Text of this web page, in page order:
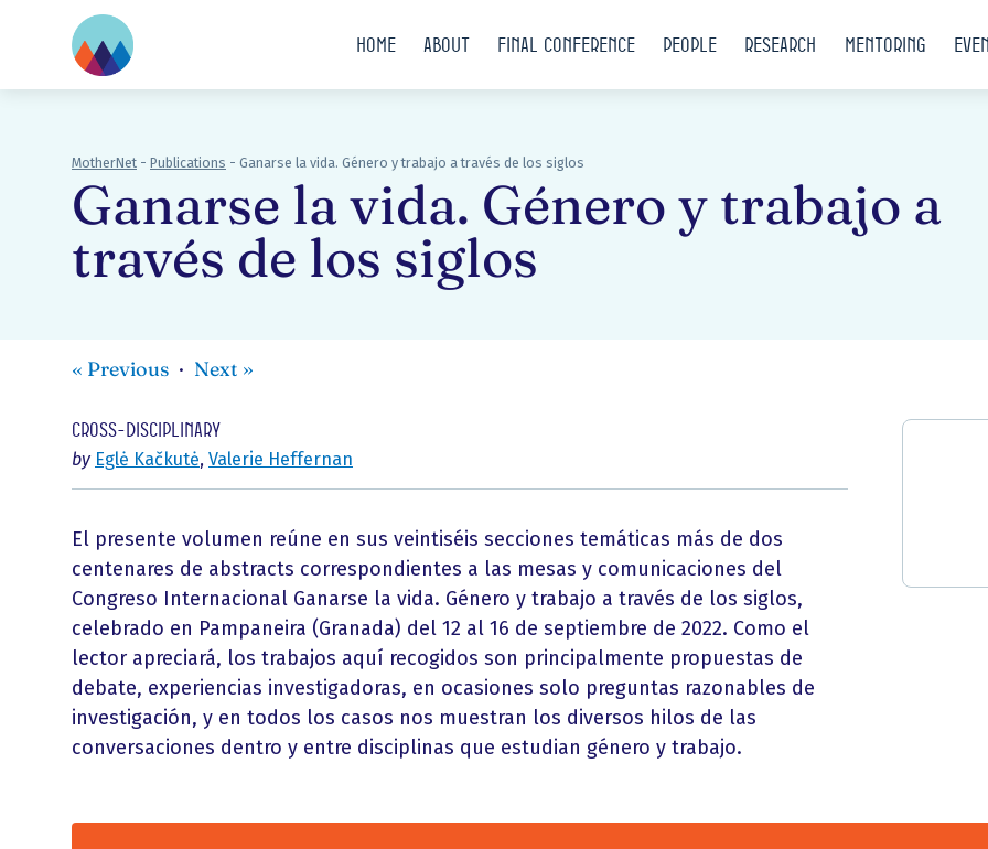
Home About Final conference People Research Mentoring
MotherNet - Publications - Ganarse la vida. Género y trabajo a través de los siglos
Ganarse la vida. Género y trabajo a
través de los siglos
« Previous Next »
Cross-disciplinary
by Eglė Kačkutė, Valerie Heffernan
El presente volumen reúne en sus veintiséis secciones temáticas más de dos
centenares de abstracts correspondientes a las mesas y comunicaciones del
Congreso Internacional Ganarse la vida. Género y trabajo a través de los siglos,
celebrado en Pampaneira (Granada) del 12 al 16 de septiembre de 2022. Como el
lector apreciará, los trabajos aquí recogidos son principalmente propuestas de
debate, experiencias investigadoras, en ocasiones solo preguntas razonables de
investigación, y en todos los casos nos muestran los diversos hilos de las
conversaciones dentro y entre disciplinas que estudian género y trabajo.